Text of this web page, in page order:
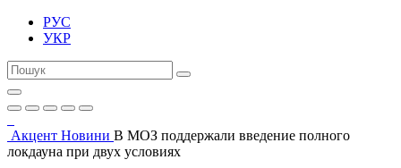
РУС
УКР
Акцент Новини В МОЗ поддержали введение полного
локдауна при двух условиях